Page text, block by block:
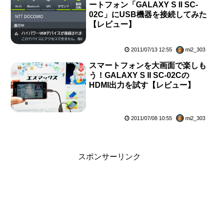
ートフォン「GALAXY S II SC-
02C」にUSB機器を接続してみた
【レビュー】
2011/07/13 12:55 mi2_303
スマートフォンを大画面で楽しも
う！GALAXY S II SC-02Cの
HDMI出力を試す【レビュー】
2011/07/08 10:55 mi2_303
スポンサーリンク